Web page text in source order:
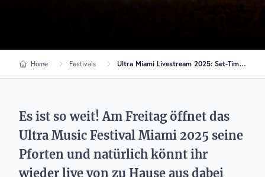
Home Festivals Ultra Miami Livestream 2025: Set-Times & Artists am Freitag
Es ist so weit! Am Freitag öffnet das
Ultra Music Festival Miami 2025 seine
Pforten und natürlich könnt ihr
wieder live von zu Hause aus dabei